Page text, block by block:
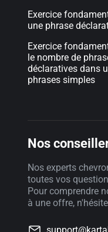
Exercice
une phrase
Exercice
le nombre de
déclaratives dans
phrases simples
Nos
Nos experts
toutes vos
Pour comprendre
à une offre,